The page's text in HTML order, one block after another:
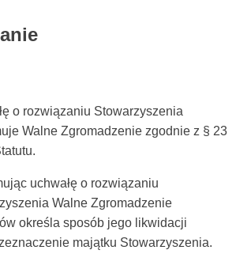
o rozwiązaniu Stowarzyszenia
Walne Zgromadzenie zgodnie z § 23
uchwałę o rozwiązaniu
Walne Zgromadzenie
określa sposób jego likwidacji
majątku Stowarzyszenia.